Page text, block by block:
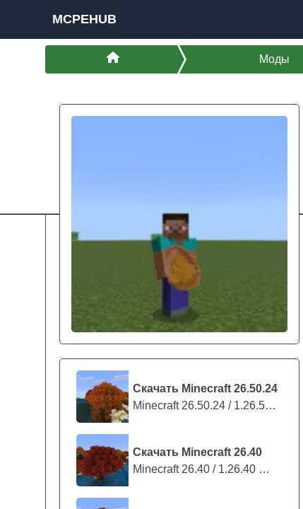
MCPEHUB
Моды
Скачать Minecraft 26.50.24
Minecraft 26.50.24 / 1.26.50.24 предс...
Скачать Minecraft 26.40
Minecraft 26.40 / 1.26.40 — стабильны...